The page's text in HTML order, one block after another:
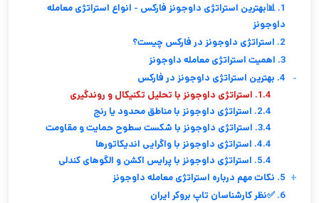
1. 📊بهترین استراتژی داوجونز فارکس - انواع استراتژی معامله
داوجونز
2. استراتژی داوجونز در فارکس چیست؟
3. اهمیت استراتژی معامله داوجونز
4. بهترین استراتژی داوجونز در فارکس
-
1.4. استراتژی داوجونز با تحلیل تکنیکال و روندگیری
2.4. استراتژی داوجونز با مناطق محدود یا رنج
3.4. استراتژی داوجونز با شکست سطوح حمایت و مقاومت
4.4. استراتژی داوجونز با واگرایی اندیکاتورها
5.4. استراتژی داوجونز با پرایس اکشن و الگوهای کندلی
5. نکات مهم درباره استراتژی معامله داوجونز +
6. ✅نظر کارشناسان تاپ بروکر ایران